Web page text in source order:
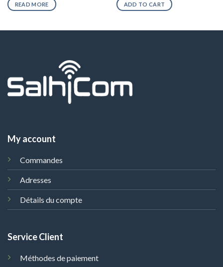
READ MORE ADD TO CART
My account
Commandes
Adresses
Détails du compte
Service Client
Méthodes de paiement